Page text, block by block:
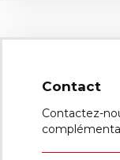
Contact
Contactez-